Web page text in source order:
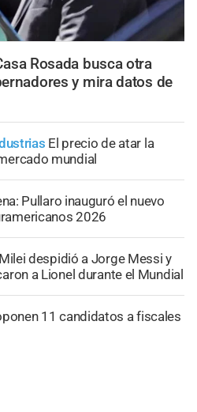
Rosada busca otra
y mira datos de
El precio de atar la
mundial
Pullaro inauguró el nuevo
2026
Milei despidió a Jorge Messi y
a Lionel durante el Mundial
11 candidatos a fiscales